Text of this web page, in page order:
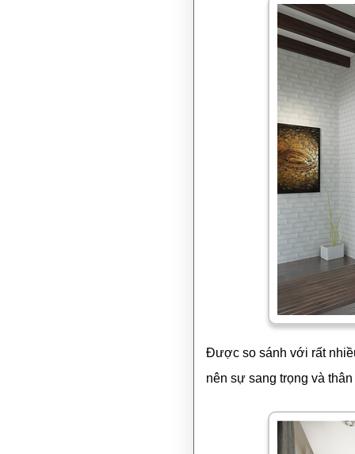
Được so sánh với rất
nên sự sang trọng và